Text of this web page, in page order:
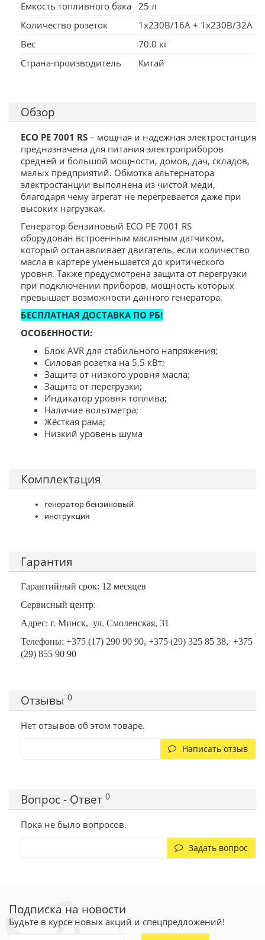
Ёмкость топливного бака 25 л
Количество розеток
1х230В/16А + 1х230В/32А
Вес
70.0 кг
Страна-производитель
Китай
Обзор
ECO PE 7001 RS – мощная и надежная электростанция
предназначена для питания электроприборов
средней и большой мощности, домов, дач, складов,
малых предприятий. Обмотка альтернатора
электростанции выполнена из чистой меди,
благодаря чему агрегат не перегревается даже при
высоких нагрузках.
Генератор бензиновый ECO PE 7001 RS
оборудован встроенным масляным датчиком,
который останавливает двигатель, если количество
масла в картере уменьшается до критического
уровня. Также предусмотрена защита от перегрузки
при подключении приборов, мощность которых
превышает возможности данного генератора.
БЕСПЛАТНАЯ ДОСТАВКА ПО РБ!
ОСОБЕННОСТИ:
Блок AVR для стабильного напряжения;
Силовая розетка на 5,5 кВт;
Защита от низкого уровня масла;
Защита от перегрузки;
Индикатор уровня топлива;
Наличие вольтметра;
Жёсткая рама;
Низкий уровень шума
Комплектация
генератор бензиновый
инструкция
Гарантия
Гарантийный срок: 12 месяцев
Сервисный центр:
Адрес: г. Минск, ул. Смоленская, 31
Телефоны: +375 (17) 290 90 90, +375 (29) 325 85 38, +375
(29) 855 90 90
Отзывы 0
Нет отзывов об этом товаре.
Написать отзыв
Вопрос - Ответ 0
Пока не было вопросов.
Задать вопрос
Подписка на новости
Будьте в курсе новых акций и спецпредложений!